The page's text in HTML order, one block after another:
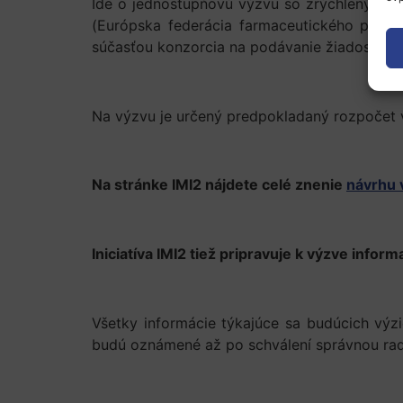
(Európska federácia farmaceutického
súčasťou konzorcia na podávanie žiadostí.
Na výzvu je určený predpokladaný rozpočet
Na stránke IMI2 nájdete celé znenie návrhu
Iniciatíva IMI2 tiež pripravuje k výzve
Všetky informácie týkajúce sa budúcich
budú oznámené až po schválení správnou